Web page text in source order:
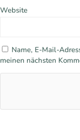
Website
Name, E-Mail-
meinen nächsten